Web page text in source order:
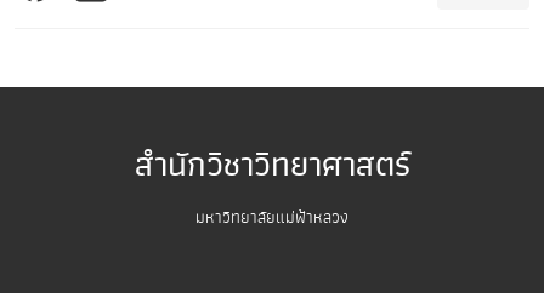
สำนักวิชาวิทยาศาสตร์
มหาวิทยาลัยแม่ฟ้าหลวง